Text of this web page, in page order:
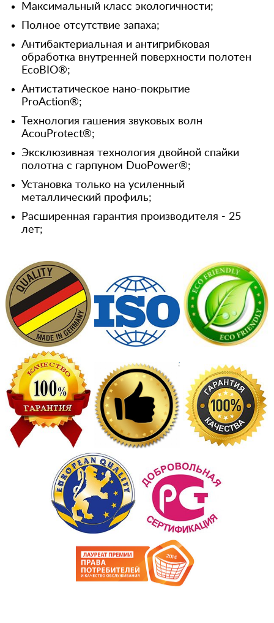
Максимальный класс экологичности;
Полное отсутствие запаха;
Антибактериальная и антигрибковая
обработка внутренней поверхности полотен
EcoBIO®;
Антистатическое нано-покрытие
ProAction®;
Технология гашения звуковых волн
AcouProtect®;
Эксклюзивная технология двойной спайки
полотна с гарпуном DuoPower®;
Установка только на усиленный
металлический профиль;
Расширенная гарантия производителя - 25
лет;